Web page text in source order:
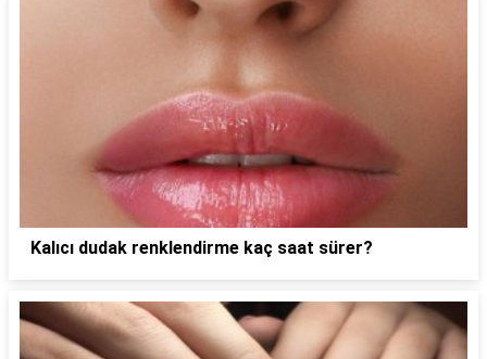
Kalıcı dudak renklendirme kaç saat sürer?